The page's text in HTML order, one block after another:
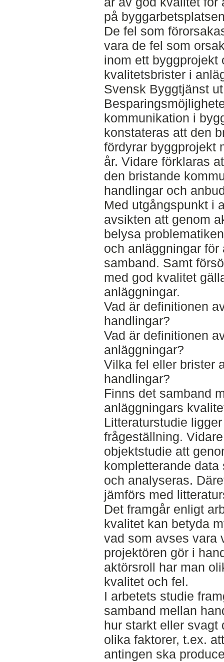
på
De fel som
vara de fel som
inom ett byggprojekt
kvalitetsbrister i
Svensk Byggtjänst
kommunikation i
konstateras att den
fördyrar byggprojekt
år. Vidare förklaras
den bristande
handlingar och
Med utgångspunkt i
avsikten att genom
belysa
och anläggningar
samband. Samt
med god kvalitet
anläggningar.
Vad är definitionen
handlingar?
Vad är definitionen
anläggningar?
Vilka fel eller brister
handlingar?
Finns det samband
anläggningars
Litteraturstudie
frågeställning.
objektstudie att
kompletterande
och analyseras.
jämförs med
Det framgår enligt
kvalitet kan betyda
vad som avses vara
projektören gör i
aktörsroll har man
kvalitet och fel.
I arbetets studie
samband mellan
hur starkt eller svagt
olika faktorer, t.ex.
antingen ska